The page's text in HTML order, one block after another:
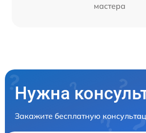
мастера
Нужна
Закажите бесплатную